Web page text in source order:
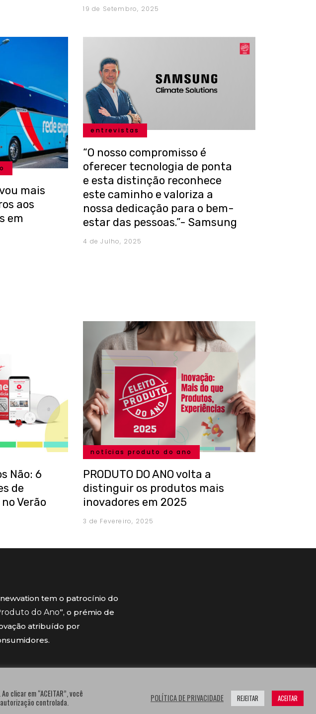
19 de Setembro, 2025
mais
aos
em
entrevistas
“O nosso compromisso é
oferecer tecnologia de ponta
e esta distinção reconhece
este caminho e valoriza a
nossa dedicação para o bem-
estar das pessoas.”- Samsung
4 de Julho, 2025
Não: 6
de
Verão
notícias produto do ano
PRODUTO DO ANO volta a
distinguir os produtos mais
inovadores em 2025
3 de Fevereiro, 2025
tem o patrocínio do
do Ano”, o prémio de
atribuído por
clicar em “ACEITAR”, você
autorização controlada.
POLÍTICA DE PRIVACIDADE REJEITAR ACEITAR